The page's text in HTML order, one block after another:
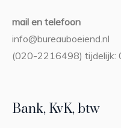
mail en telefoon
info@bureauboeiend.nl
(020-2216498)
Bank, KvK, btw